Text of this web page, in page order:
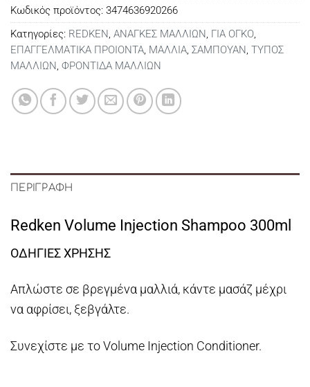
Κωδικός προϊόντος: 3474636920266
Κατηγορίες: REDKEN, ΑΝΑΓΚΕΣ ΜΑΛΛΙΩΝ, ΓΙΑ ΟΓΚΟ,
ΕΠΑΓΓΕΛΜΑΤΙΚΑ ΠΡΟΙΟΝΤΑ, ΜΑΛΛΙΑ, ΣΑΜΠΟΥΑΝ, ΤΥΠΟΣ
ΜΑΛΛΙΩΝ, ΦΡΟΝΤΙΔΑ ΜΑΛΛΙΩΝ
ΠΕΡΙΓΡΑΦΉ
Redken Volume Injection Shampoo 300ml
ΟΔΗΓΙΕΣ ΧΡΗΣΗΣ
Απλώστε σε βρεγμένα μαλλιά, κάντε μασάζ μέχρι
να αφρίσει, ξεβγάλτε.
Συνεχίστε με το Volume Injection Conditioner.